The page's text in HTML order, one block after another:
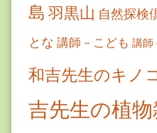
島 羽黒山 自然探検
とな 講師－こども 講師
和吉先生のキノ
吉先生の植